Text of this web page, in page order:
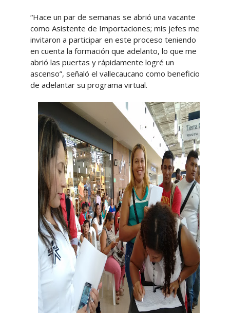
“Hace un par de semanas se abrió una vacante
como Asistente de Importaciones; mis jefes me
invitaron a participar en este proceso teniendo
en cuenta la formación que adelanto, lo que me
abrió las puertas y rápidamente logré un
ascenso”, señaló el vallecaucano como beneficio
de adelantar su programa virtual.